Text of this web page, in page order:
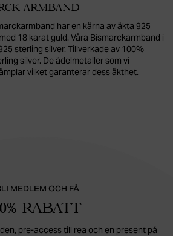
ARMBAND
har en kärna av äkta 925
18 karat guld. Våra Bismarckarmband i
sterling silver. Tillverkade av 100%
silver. De ädelmetaller som vi
vilket garanterar dess äkthet.
MEDLEM OCH FÅ
RABATT
pre-access till rea och en present på